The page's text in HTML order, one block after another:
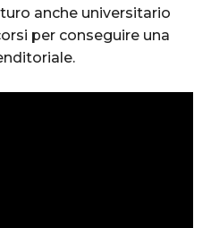
anche universitario
per conseguire una